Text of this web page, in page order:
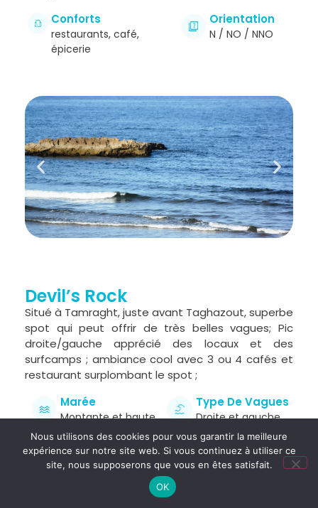
Conforts
restaurants, café,
épicerie
Orientation
N / NO / NNO
Devil’s Rock
Situé à Tamraght, juste avant Taghazout, superbe
spot qui peut offrir de très belles vagues; Pic
droite/gauche apprécié des locaux et des
surfcamps ; ambiance cool avec 3 ou 4 cafés et
restaurant surplombant le spot ;
Marée
Montante et haute
Meilleur Vent
E / SE
Type De Vagues
Droite et gauche
Type De Spot
Beachbreak
Nous utilisons des cookies pour vous garantir la meilleure
expérience sur notre site web. Si vous continuez à utiliser ce
site, nous supposerons que vous en êtes satisfait.
OK